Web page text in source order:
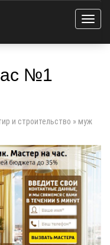
№1
и строительство » муж